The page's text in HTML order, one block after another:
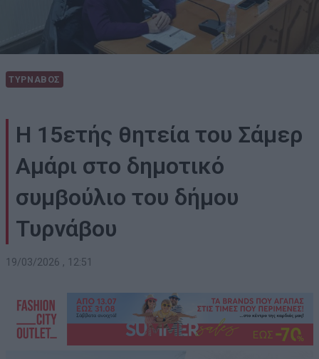
ΤΥΡΝΑΒΟΣ
Η 15ετής θητεία του Σάμερ
Αμάρι στο δημοτικό
συμβούλιο του δήμου
Τυρνάβου
19/03/2026 , 12:51